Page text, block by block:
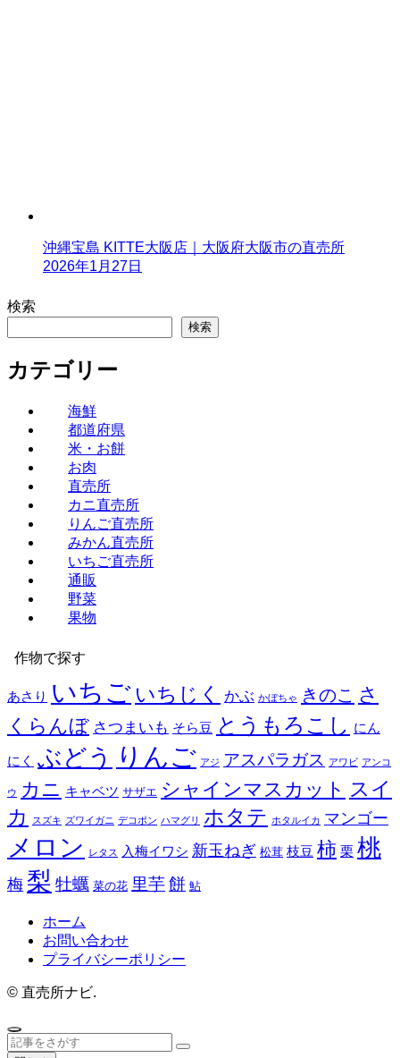
沖縄宝島 KITTE大阪店｜大阪府大阪市の直売所
2026年1月27日
検索
検索
カテゴリー
海鮮
都道府県
米・お餅
お肉
直売所
カニ直売所
りんご直売所
みかん直売所
いちご直売所
通販
野菜
果物
作物で探す
あさり いちご いちじく かぶ かぼちゃ きのこ さ
くらんぼ さつまいも そら豆 とうもろこし にん
にく ぶどう りんご アジ アスパラガス アワビ アンコ
ウ カニ キャベツ サザエ シャインマスカット スイ
カ
スズキ ズワイガニ デコポン ハマグリ ホタテ ホタルイカ マンゴー
メロン レタス 入梅イワシ 新玉ねぎ 松茸 枝豆 柿 栗 桃
梅 梨 牡蠣 菜の花 里芋餅 鮎
ホーム
お問い合わせ
プライバシーポリシー
© 直売所ナビ.